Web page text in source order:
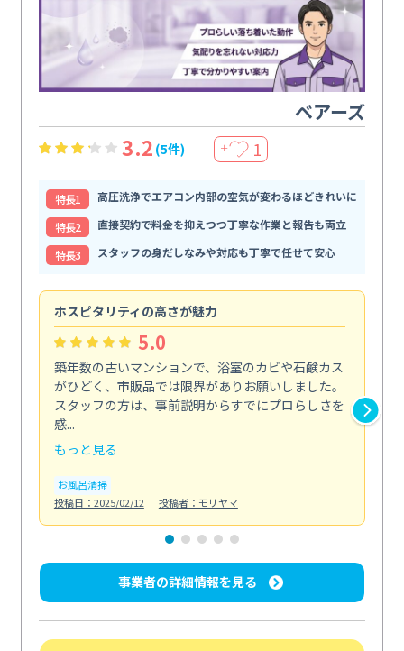
ベアーズ
3.2 (5件) ＋ 1
特⻑1
高圧洗浄でエアコン内部の空気が変わるほどきれいに
特⻑2
直接契約で料金を抑えつつ丁寧な作業と報告も両立
特⻑3
スタッフの身だしなみや対応も丁寧で任せて安心
ホスピタリティの高さが魅力
5.0
築年数の古いマンションで、浴室のカビや石鹸カス
がひどく、市販品では限界がありお願いしました。
スタッフの方は、事前説明からすでにプロらしさを
感...
もっと見る
お風呂清掃
投稿日：2025/02/12
投稿者：モリヤマ
事業者の詳細情報を見る